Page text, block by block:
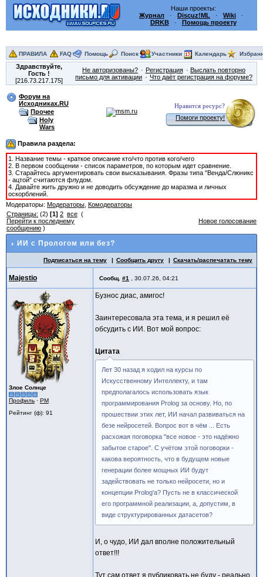
Наши проекты:
Журнал · Discuz!ML · Wiki ·
DRKB· Помощь проекту
ПРАВИЛА FAQ Помощь Поиск Участники Календарь
Здравствуйте,
Гость!
[216.73.217.175]
Не авторизованы? Регистрация
Выслать повторно
письмо для активации
Что даёт регистрация на форуме?
Форум на
Исходниках.RU
Прочее
Holy
Wars
Нравится ресурс?
Помоги проекту!
Правила раздела:
1. Название темы - краткое описание кто/что против кого/чего
2. В первом сообщении - список параметров, по которым идет сравнение.
3. Старайтесь аргументировать свои высказывания. Фразы типа "Венда/Слюникс
- ацтой" считаются флудом.
4. Давайте жить дружно и не доводить обсуждение до маразма и личных
оскорблений.
Модераторы: Модераторы Комодераторы
Страницы: (2) [1] 2 все (
Перейти к последнему
сообщению )
Новое голосование
ИИ с Прологом или без?
Подписаться на тему Сообщить другу Скачать/распечатать тему
Majestio Сообщ. #1 30.07.26, 04:21
Злое Солнце
Профиль · PM
Рейтинг (ф): 91
Бузнос диас, амигос!
Заинтересовала эта тема, и я решил её
обсудить с ИИ. Вот мой вопрос:
Цитата
Лет 30 назад я ходил на курсы по
Искусственному Интеллекту, и там
предполагалось использовать язык
программирования Prolog за основу. Но, по
прошествии этих лет, ИИ начал развиваться на
безе нейросетей. Вопрос вот в чём ... Есть
расхожая поговорка "все новое - это надёжно
забытое старое". С учётом этой поговорки -
какова вероятность, что в будущем новые
генерации более мощных ИИ будут
задействовать не только нейросети, но и
концепции Prolog'а? Пусть не в классической
его программной реализации, а, допустим, в
виде структурированных датасетов?
И, о чудо, ИИ дал вполне положительный
ответ!!!
Тут сам ответ я публиковать не буду - реально